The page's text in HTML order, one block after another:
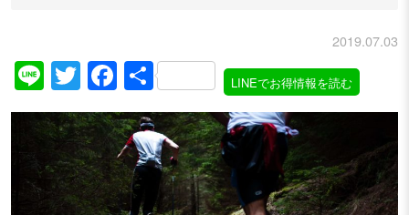
2019.07.03
LineTwitter
Facebook
共
有
LINEでお得情報を読む